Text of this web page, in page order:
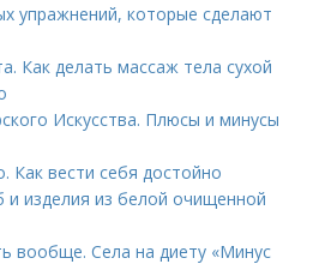
упражнений, которые сделают
Как делать массаж тела сухой
Искусства. Плюсы и минусы
Как вести себя достойно
и изделия из белой очищенной
вообще. Села на диету «Минус